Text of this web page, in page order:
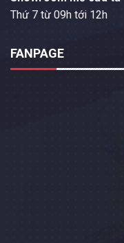
Thứ 7 từ 09h tới 12h
FANPAGE